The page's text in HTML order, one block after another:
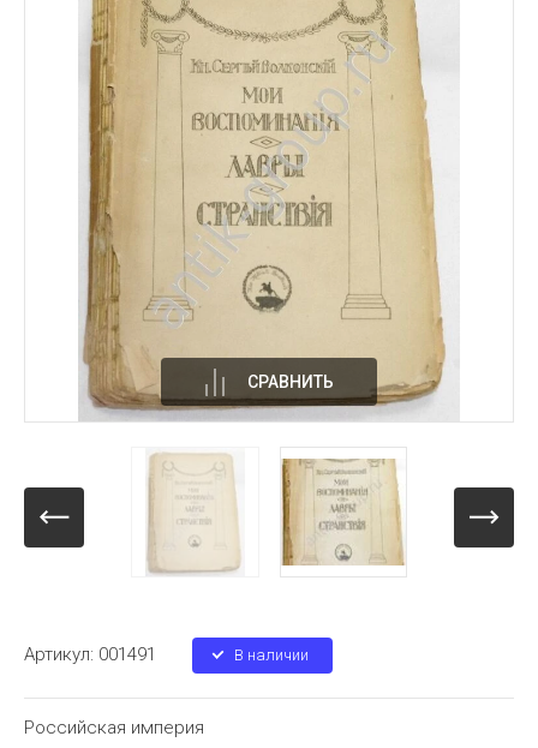
СРАВНИТЬ
Артикул: 001491 В наличии
Российская империя